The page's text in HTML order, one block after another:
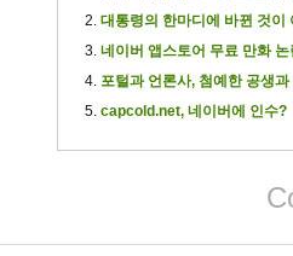
대통령의 한마디에 바뀐 것
네이버 앱스토어 무료 만화
포털과 언론사, 첨예한 공생
capcold.net, 네이버에 인수?